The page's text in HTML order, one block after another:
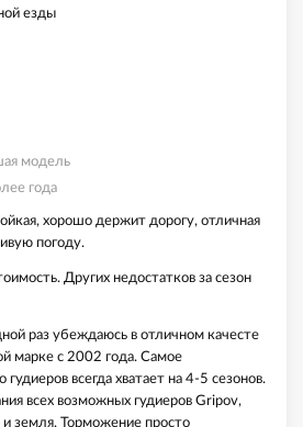
езды
модель
года
хорошо держит дорогу, отличная
погоду.
Других недостатков за сезон
раз убеждаюсь в отличном качесте
марке с 2002 года. Самое
всегда хватает на 4-5 сезонов.
всех возможных гудиеров Gripov,
земля. Торможение просто